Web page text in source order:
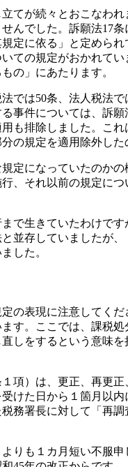
てが続々とおこなわ
んでした。訴願法17
定に依る」と定めら
ての規定がおかれて
の」にあたります。
では50条、法人税法
事件については、訴
も排除しました。こ
の規定を適用除外し
定になっていたのか
、それ以前の規定に
で生きていたわけで
並存していましたが
した。
の表現に注意してく
す。ここでは、課税
しをするという意味
項）は、更正、再更
けた日から１箇月以
務署長に対して「再
りも１カ月短い不服申